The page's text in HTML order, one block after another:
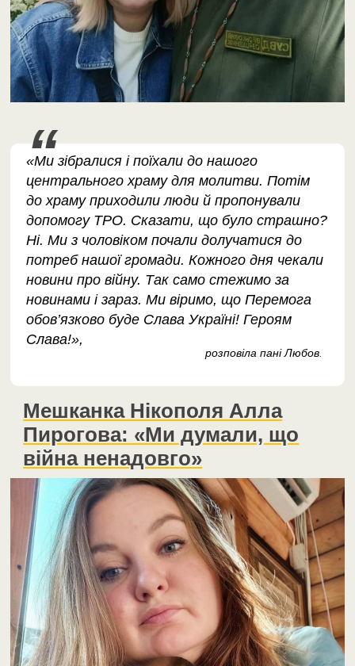
«Ми зібралися і поїхали до нашого
центрального храму для молитви. Потім
до храму приходили люди й пропонували
допомогу ТРО. Сказати, що було страшно?
Ні. Ми з чоловіком почали долучатися до
потреб нашої громади. Кожного дня чекали
новини про війну. Так само стежимо за
новинами і зараз. Ми віримо, що Перемога
обов’язково буде Слава Україні! Героям
Слава!»,
розповіла пані Любов.
Мешканка Нікополя Алла
Пирогова: «Ми думали, що
війна ненадовго»